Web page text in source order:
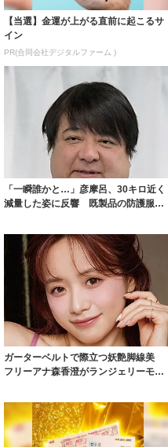
【当選】金運が上がる直前に起こるサ
イン
PR(合同会社デジタルファーム )
「一瞬誰かと…」彦摩呂、30キロ近く
減量した姿に反響 既製品の防護服が
ガーターベルトで際立つ妖艶脚線美
フリーアナ森香澄がランジェリーモデ